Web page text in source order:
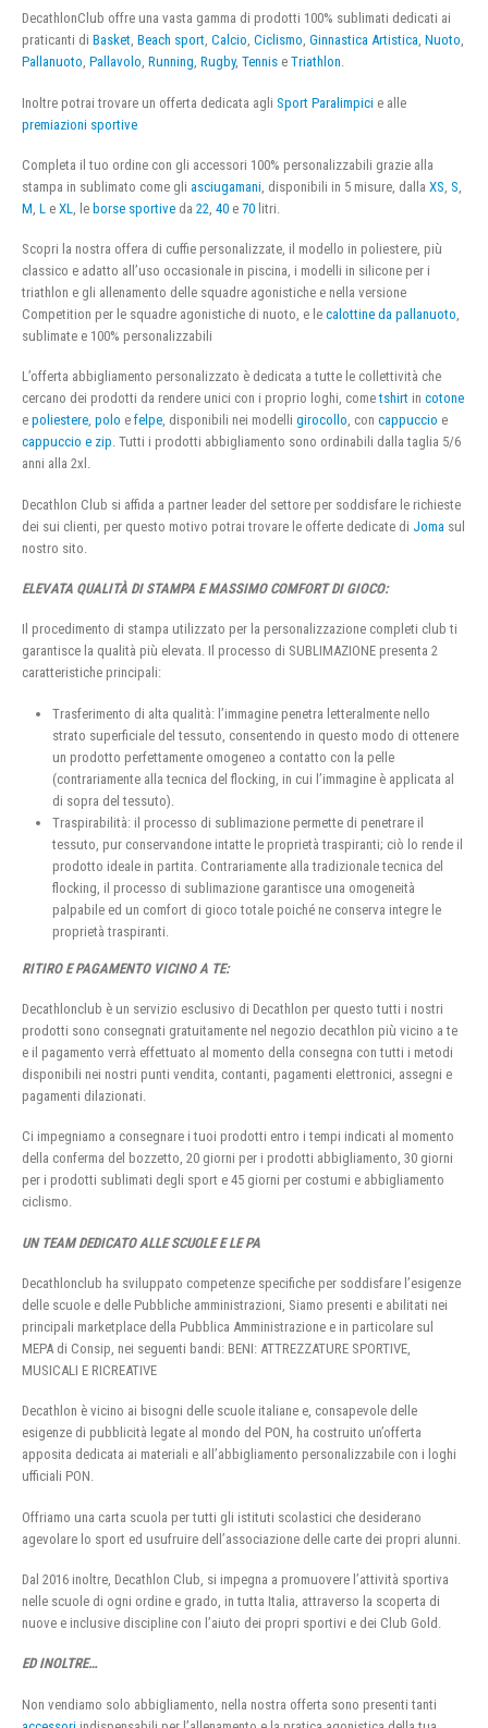
DecathlonClub offre una vasta gamma di prodotti 100% sublimati dedicati ai
praticanti di Basket, Beach sport, Calcio, Ciclismo, Ginnastica Artistica, Nuoto,
Pallanuoto, Pallavolo, Running, Rugby, Tennis e Triathlon.
Inoltre potrai trovare un offerta dedicata agli Sport Paralimpici e alle
premiazioni sportive
Completa il tuo ordine con gli accessori 100% personalizzabili grazie alla
stampa in sublimato come gli asciugamani , disponibili in 5 misure, dalla XS S
M L e XL , le borse sportive da 22 40 e 70 litri.
Scopri la nostra offera di cuffie personalizzate, il modello in poliestere, più
classico e adatto all’uso occasionale in piscina, i modelli in silicone per i
triathlon e gli allenamento delle squadre agonistiche e nella versione
Competition per le squadre agonistiche di nuoto, e le calottine da pallanuoto,
sublimate e 100% personalizzabili
L’offerta abbigliamento personalizzato è dedicata a tutte le collettività che
cercano dei prodotti da rendere unici con i proprio loghi, cometshirt in cotone
e poliestere, polo e felpe, disponibili nei modelli girocollo, con cappuccio e
cappuccio e zip. Tutti i prodotti abbigliamento sono ordinabili dalla taglia 5/6
anni alla 2xl.
Decathlon Club si affida a partner leader del settore per soddisfare le richieste
dei sui clienti, per questo motivo potrai trovare le offerte dedicate di Joma sul
nostro sito.
ELEVATA QUALITÀ DI STAMPA E MASSIMO COMFORT DI GIOCO:
Il procedimento di stampa utilizzato per la personalizzazione completi club ti
garantisce la qualità più elevata. Il processo di SUBLIMAZIONE presenta 2
caratteristiche principali:
Trasferimento di alta qualità: l’immagine penetra letteralmente nello
strato superficiale del tessuto, consentendo in questo modo di ottenere
un prodotto perfettamente omogeneo a contatto con la pelle
(contrariamente alla tecnica del flocking, in cui l’immagine è applicata al
di sopra del tessuto).
Traspirabilità: il processo di sublimazione permette di penetrare il
tessuto, pur conservandone intatte le proprietà traspiranti; ciò lo rende il
prodotto ideale in partita. Contrariamente alla tradizionale tecnica del
flocking, il processo di sublimazione garantisce una omogeneità
palpabile ed un comfort di gioco totale poiché ne conserva integre le
proprietà traspiranti.
RITIRO E PAGAMENTO VICINO A TE:
Decathlonclub è un servizio esclusivo di Decathlon per questo tutti i nostri
prodotti sono consegnati gratuitamente nel negozio decathlon più vicino a te
e il pagamento verrà effettuato al momento della consegna con tutti i metodi
disponibili nei nostri punti vendita, contanti, pagamenti elettronici, assegni e
pagamenti dilazionati.
Ci impegniamo a consegnare i tuoi prodotti entro i tempi indicati al momento
della conferma del bozzetto, 20 giorni per i prodotti abbigliamento, 30 giorni
per i prodotti sublimati degli sport e 45 giorni per costumi e abbigliamento
ciclismo.
UN TEAM DEDICATO ALLE SCUOLE E LE PA
Decathlonclub ha sviluppato competenze specifiche per soddisfare l’esigenze
delle scuole e delle Pubbliche amministrazioni, Siamo presenti e abilitati nei
principali marketplace della Pubblica Amministrazione e in particolare sul
MEPA di Consip, nei seguenti bandi: BENI: ATTREZZATURE SPORTIVE,
MUSICALI E RICREATIVE
Decathlon è vicino ai bisogni delle scuole italiane e, consapevole delle
esigenze di pubblicità legate al mondo del PON, ha costruito un’offerta
apposita dedicata ai materiali e all’abbigliamento personalizzabile con i loghi
ufficiali PON.
Offriamo una carta scuola per tutti gli istituti scolastici che desiderano
agevolare lo sport ed usufruire dell’associazione delle carte dei propri alunni.
Dal 2016 inoltre, Decathlon Club, si impegna a promuovere l’attività sportiva
nelle scuole di ogni ordine e grado, in tutta Italia, attraverso la scoperta di
nuove e inclusive discipline con l’aiuto dei propri sportivi e dei Club Gold.
ED INOLTRE…
Non vendiamo solo abbigliamento, nella nostra offerta sono presenti tanti